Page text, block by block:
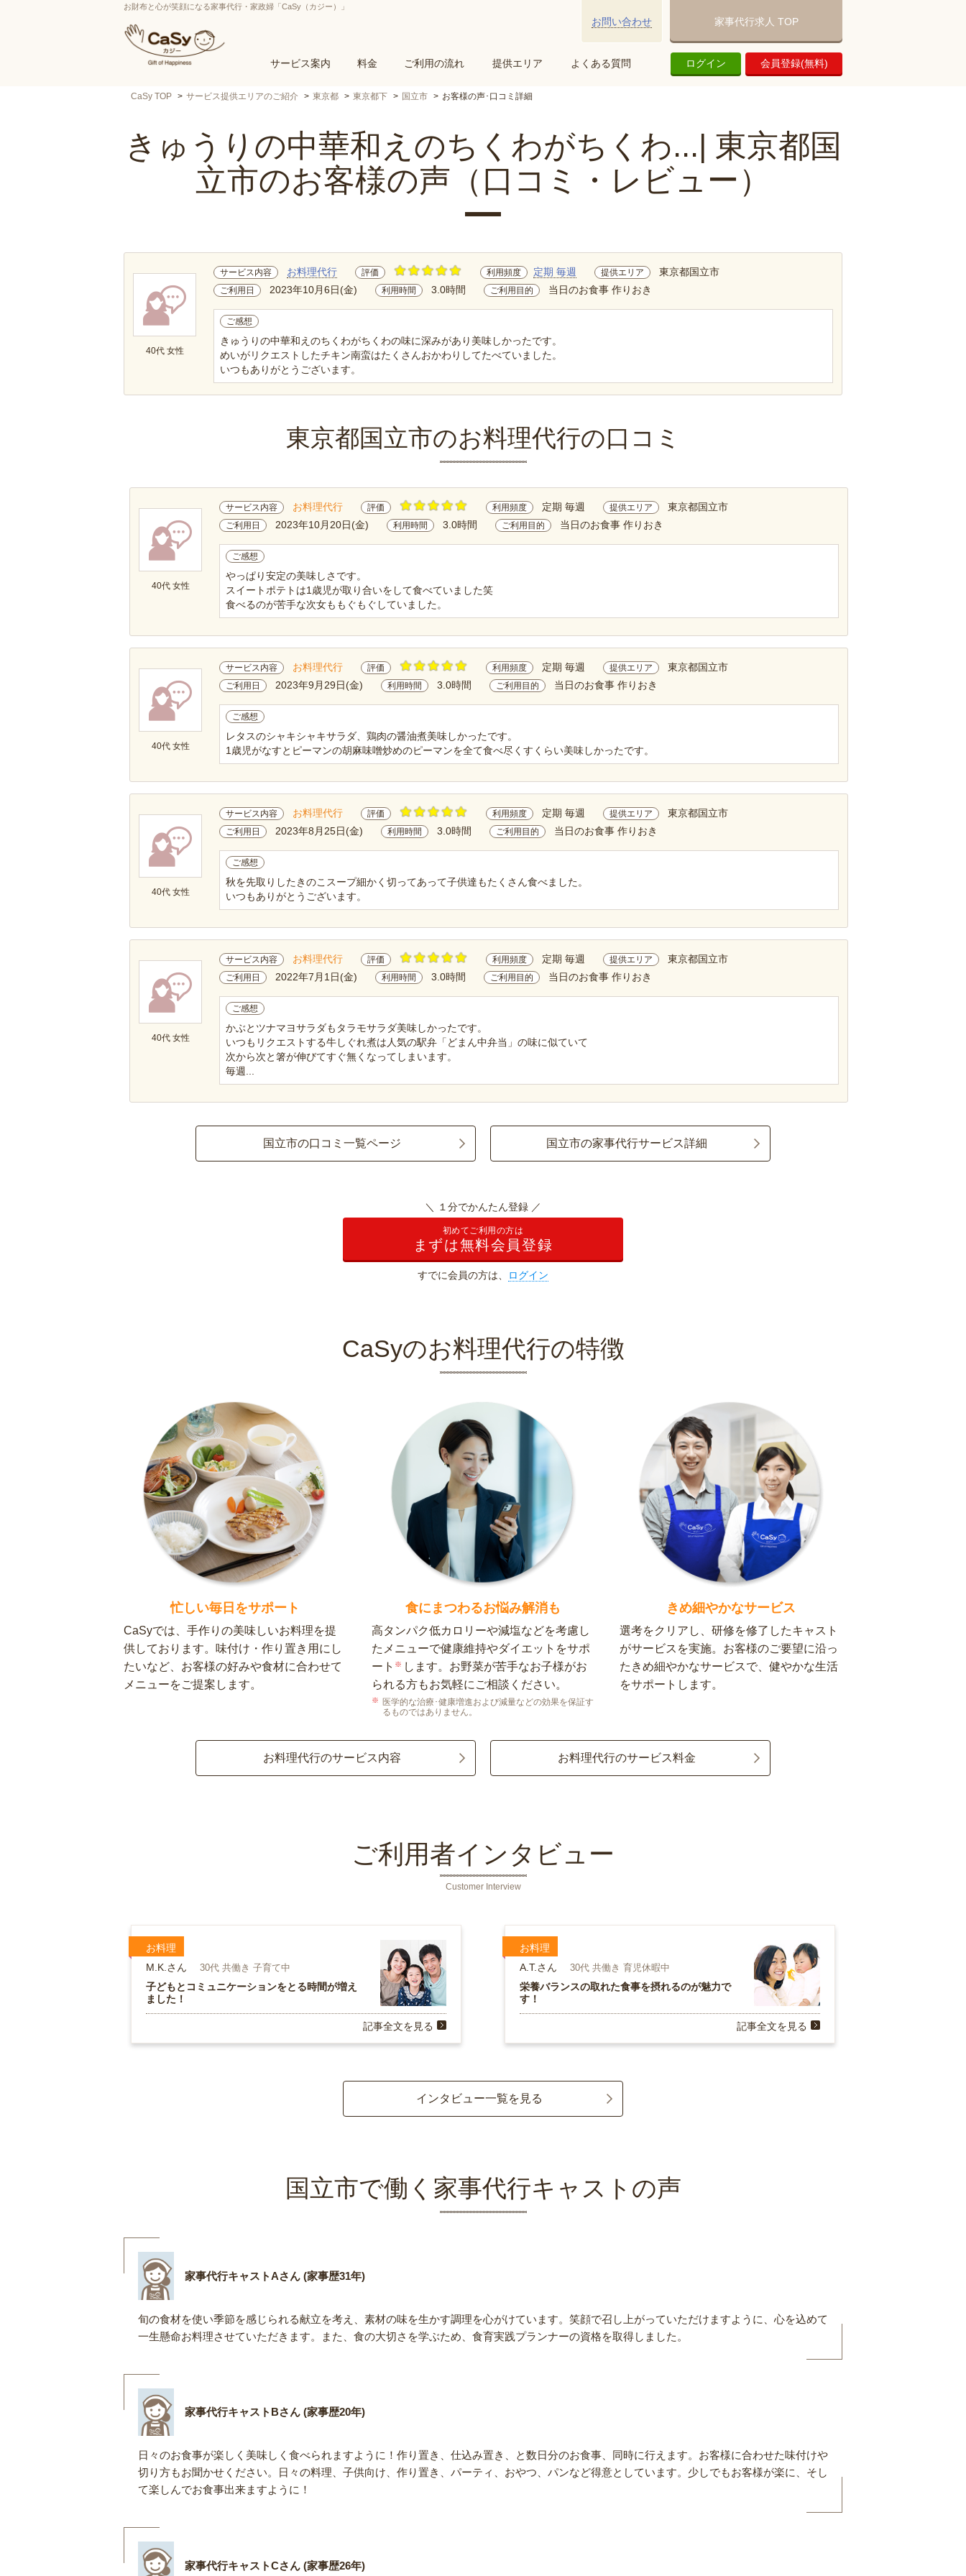
お財布と心が笑顔になる家事代行・家政婦「CaSy（カジー）」
サービス案内 料金 ご利用の流れ 提供エリア よくある質問 ログイン 会員登録(無料)
お問い合わせ 家事代行求人 TOP
CaSy TOP サービス提供エリアのご紹介 東京都 東京都下 国立市 お客様の声･口コミ詳細
きゅうりの中華和えのちくわがちくわ...| 東京都国
立市のお客様の声（口コミ・レビュー）
40代 女性
サービス内容 お料理代行 評価 利用頻度 定期 毎週 提供エリア 東京都国立市
ご利用日 2023年10月6日(金) 利用時間 3.0時間 ご利用目的 当日のお食事 作りおき
ご感想
きゅうりの中華和えのちくわがちくわの味に深みがあり美味しかったです。
めいがリクエストしたチキン南蛮はたくさんおかわりしてたべていました。
いつもありがとうございます。
東京都国立市のお料理代行の口コミ
40代 女性
サービス内容 お料理代行 評価 利用頻度 定期 毎週 提供エリア 東京都国立市
ご利用日 2023年10月20日(金) 利用時間 3.0時間 ご利用目的 当日のお食事 作りおき
ご感想
やっぱり安定の美味しさです。
スイートポテトは1歳児が取り合いをして食べていました笑
食べるのが苦手な次女ももぐもぐしていました。
40代 女性
サービス内容 お料理代行 評価 利用頻度 定期 毎週 提供エリア 東京都国立市
ご利用日 2023年9月29日(金) 利用時間 3.0時間 ご利用目的 当日のお食事 作りおき
ご感想
レタスのシャキシャキサラダ、鶏肉の醤油煮美味しかったです。
1歳児がなすとピーマンの胡麻味噌炒めのピーマンを全て食べ尽くすくらい美味しかったです。
40代 女性
サービス内容 お料理代行 評価 利用頻度 定期 毎週 提供エリア 東京都国立市
ご利用日 2023年8月25日(金) 利用時間 3.0時間 ご利用目的 当日のお食事 作りおき
ご感想
秋を先取りしたきのこスープ細かく切ってあって子供達もたくさん食べました。
いつもありがとうございます。
40代 女性
サービス内容 お料理代行 評価 利用頻度 定期 毎週 提供エリア 東京都国立市
ご利用日 2022年7月1日(金) 利用時間 3.0時間 ご利用目的 当日のお食事 作りおき
ご感想
かぶとツナマヨサラダもタラモサラダ美味しかったです。
いつもリクエストする牛しぐれ煮は人気の駅弁「どまん中弁当」の味に似ていて
次から次と箸が伸びてすぐ無くなってしまいます。
毎週...
国立市の口コミ一覧ページ 国立市の家事代行サービス詳細
＼ １分でかんたん登録 ／
初めてご利用の方は
まずは無料会員登録
すでに会員の方は、 ログイン
CaSyのお料理代行の特徴
忙しい毎日をサポート
CaSyでは、手作りの美味しいお料理を提
供しております。味付け・作り置き用にし
たいなど、お客様の好みや食材に合わせて
メニューをご提案します。
食にまつわるお悩み解消も
高タンパク低カロリーや減塩などを考慮し
たメニューで健康維持やダイエットをサポ
ート ※ します。お野菜が苦手なお子様がお
られる方もお気軽にご相談ください。
医学的な治療･健康増進および減量などの効果を保証す
るものではありません。
きめ細やかなサービス
選考をクリアし、研修を修了したキャスト
がサービスを実施。お客様のご要望に沿っ
たきめ細やかなサービスで、健やかな生活
をサポートします。
お料理代行のサービス内容 お料理代行のサービス料金
ご利用者インタビュー
Customer Interview
お料理
M.K.さん
30代 共働き 子育て中
子どもとコミュニケーションをとる時間が増え
ました！
記事全文を見る
お料理
A.T.さん
30代 共働き 育児休暇中
栄養バランスの取れた食事を摂れるのが魅力で
す！
記事全文を見る
インタビュー一覧を見る
国立市で働く家事代行キャストの声
家事代行キャストAさん (家事歴31年)
旬の食材を使い季節を感じられる献立を考え、素材の味を生かす調理を心がけています。笑顔で召し上がっていただけますように、心を込めて
一生懸命お料理させていただきます。また、食の大切さを学ぶため、食育実践プランナーの資格を取得しました。
家事代行キャストBさん (家事歴20年)
日々のお食事が楽しく美味しく食べられますように！作り置き、仕込み置き、と数日分のお食事、同時に行えます。お客様に合わせた味付けや
切り方もお聞かせください。日々の料理、子供向け、作り置き、パーティ、おやつ、パンなど得意としています。少しでもお客様が楽に、そし
て楽しんでお食事出来ますように！
家事代行キャストCさん (家事歴26年)